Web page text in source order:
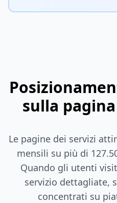
sulla
Le pagine dei servizi
mensili su più di
Quando gli utenti
servizio dettagliate,
concentrati su